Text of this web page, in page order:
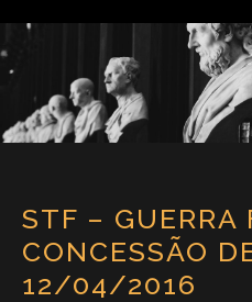
STF – GUERRA
CONCESSÃO
12/04/2016